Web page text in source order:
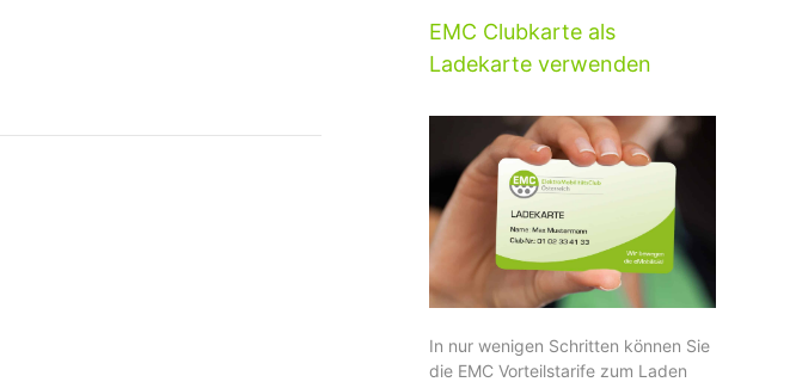
EMC Clubkarte als
Ladekarte verwenden
In nur wenigen Schritten können Sie
die EMC Vorteilstarife zum Laden